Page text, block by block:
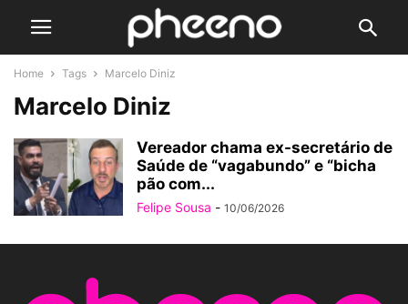
Home Tags Marcelo Diniz
Marcelo Diniz
Vereador chama ex-secretário de
Saúde de “vagabundo” e “bicha
pão com...
Felipe Sousa - 10/06/2026